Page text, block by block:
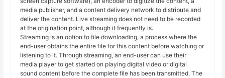
media publisher, and a content delivery network to distribute and
deliver the content. Live streaming does not need to be recorded
at the origination point, although it frequently is.
Streaming is an option to file downloading, a process where the
end-user obtains the entire file for this content before watching or
listening to it. Through streaming, an end-user can use their
media player to get started on playing digital video or digital
sound content before the complete file has been transmitted. The